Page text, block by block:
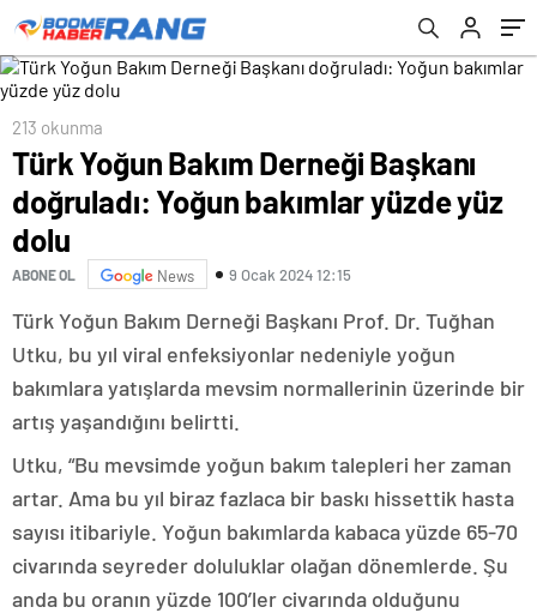
213 okunma
Türk Yoğun Bakım Derneği Başkanı
doğruladı: Yoğun bakımlar yüzde yüz
dolu
ABONE OL News 9 Ocak 2024 12:15
Türk Yoğun Bakım Derneği Başkanı Prof. Dr. Tuğhan
Utku, bu yıl viral enfeksiyonlar nedeniyle yoğun
bakımlara yatışlarda mevsim normallerinin üzerinde bir
artış yaşandığını belirtti.
Utku, “Bu mevsimde yoğun bakım talepleri her zaman
artar. Ama bu yıl biraz fazlaca bir baskı hissettik hasta
sayısı itibariyle. Yoğun bakımlarda kabaca yüzde 65-70
civarında seyreder doluluklar olağan dönemlerde. Şu
anda bu oranın yüzde 100’ler civarında olduğunu